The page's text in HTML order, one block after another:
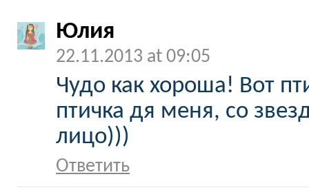
Юлия
22.11.2013 at 09:05
Чудо как хороша! Вот
птичка дя меня, со
лицо)))
Ответить